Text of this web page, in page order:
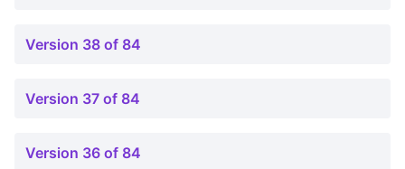
Version 38 of 84
Version 37 of 84
Version 36 of 84